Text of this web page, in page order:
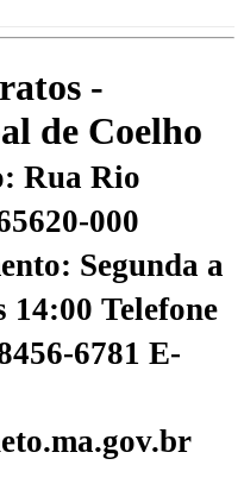
-
de Coelho
Rua Rio
000
Segunda a
14:00 Telefone
6781 E-